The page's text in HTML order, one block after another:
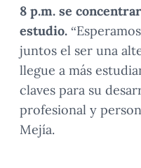
8 p.m. se
estudio.
juntos el ser una
llegue a más
claves para su
profesional y
Mejía.